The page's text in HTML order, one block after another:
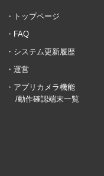
トップページ
FAQ
システム更新履歴
運営
アプリカメラ機能
/動作確認端末一覧